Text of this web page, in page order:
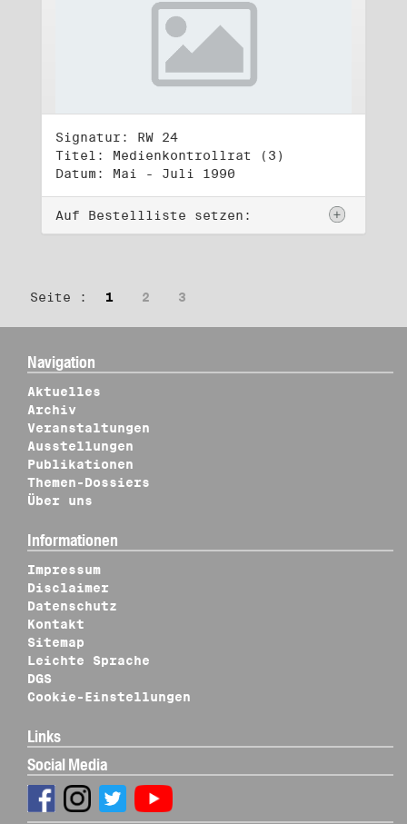
Signatur: RW 24
Titel: Medienkontrollrat (3)
Datum: Mai - Juli 1990
Auf Bestellliste setzen:
Seite : 1 2 3
Navigation
Aktuelles
Archiv
Veranstaltungen
Ausstellungen
Publikationen
Themen-Dossiers
Über uns
Informationen
Impressum
Disclaimer
Datenschutz
Kontakt
Sitemap
Leichte Sprache
DGS
Cookie-Einstellungen
Links
Social Media